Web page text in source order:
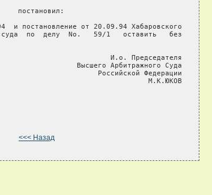
постановил:
и постановление от 20.09.94 Хабаровского
по  делу  No.   59/1   оставить   без
И.о. Председателя
Высшего Арбитражного Суда
Российской Федерации
М.К.ЮКОВ
<<< Назад